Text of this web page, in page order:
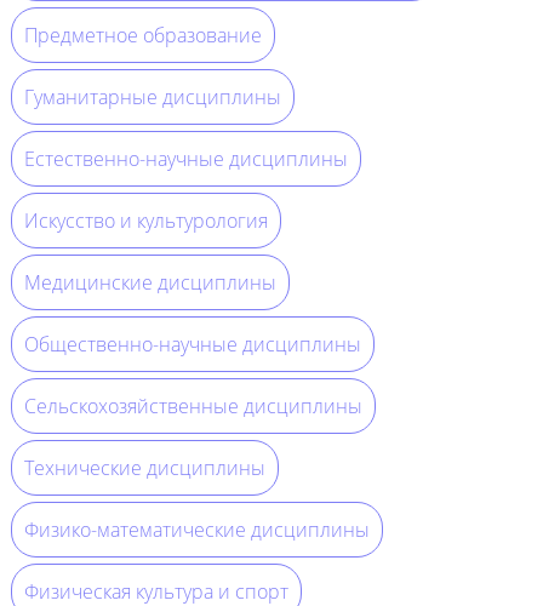
Предметное образование
Гуманитарные дисциплины
Естественно-научные дисциплины
Искусство и культурология
Медицинские дисциплины
Общественно-научные дисциплины
Сельскохозяйственные дисциплины
Технические дисциплины
Физико-математические дисциплины
Физическая культура и спорт